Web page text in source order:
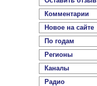
Комментарии
Новое на сайте
По годам
Регионы
Каналы
Радио